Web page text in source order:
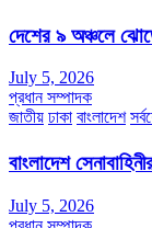
দেশের ৯ অঞ্চলে
July 5, 2026
প্রধান সম্পাদক
জাতীয় ঢাকা বাংলাদেশ
বাংলাদেশ
July 5, 2026